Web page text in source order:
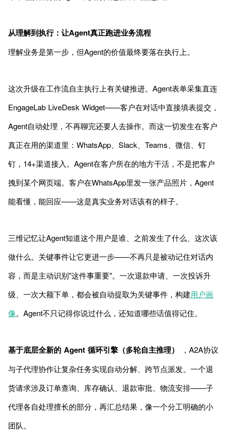
从理解到执行：让Agent真正跑进业务流程
理解业务是第一步，但Agent的价值最终要落在执行上。
这次升级在工作流自主执行上有关键推进。Agent表单采集直连
EngageLab LiveDesk Widget——客户在对话中直接填表提交，
Agent自动处理，不再聊完还要人去操作。而这一切发生在客户
真正在用的渠道里：WhatsApp、Slack、Teams、微信、钉
钉，14+渠道接入。Agent在客户所在的地方干活，不是把客户
拽到某个网页端。客户在WhatsApp里发一张产品照片，Agent
能看懂，能回应——这是真实业务对话该有的样子。
三维记忆让Agent知道这个用户是谁、之前发生了什么、这次该
做什么。关键事件让它更进一步——不再只是被动记住对话内
容，而是主动识别"这件事重要"。一次退款申请、一次投诉升
级、一次大额下单，都会被自动提取为关键事件，构建用户画
像。Agent不只记得你说过什么，还知道哪些话值得记住。
基于底层全新的 Agent 循环引擎（多轮自主推理）
，A2A协议
与子代理协作让复杂任务实现自动分解、跨节点派发。一个退
货请求涉及订单查询、库存确认、退款审批、物流安排——子
代理各自处理擅长的部分，再汇总结果，像一个分工明确的小
团队。